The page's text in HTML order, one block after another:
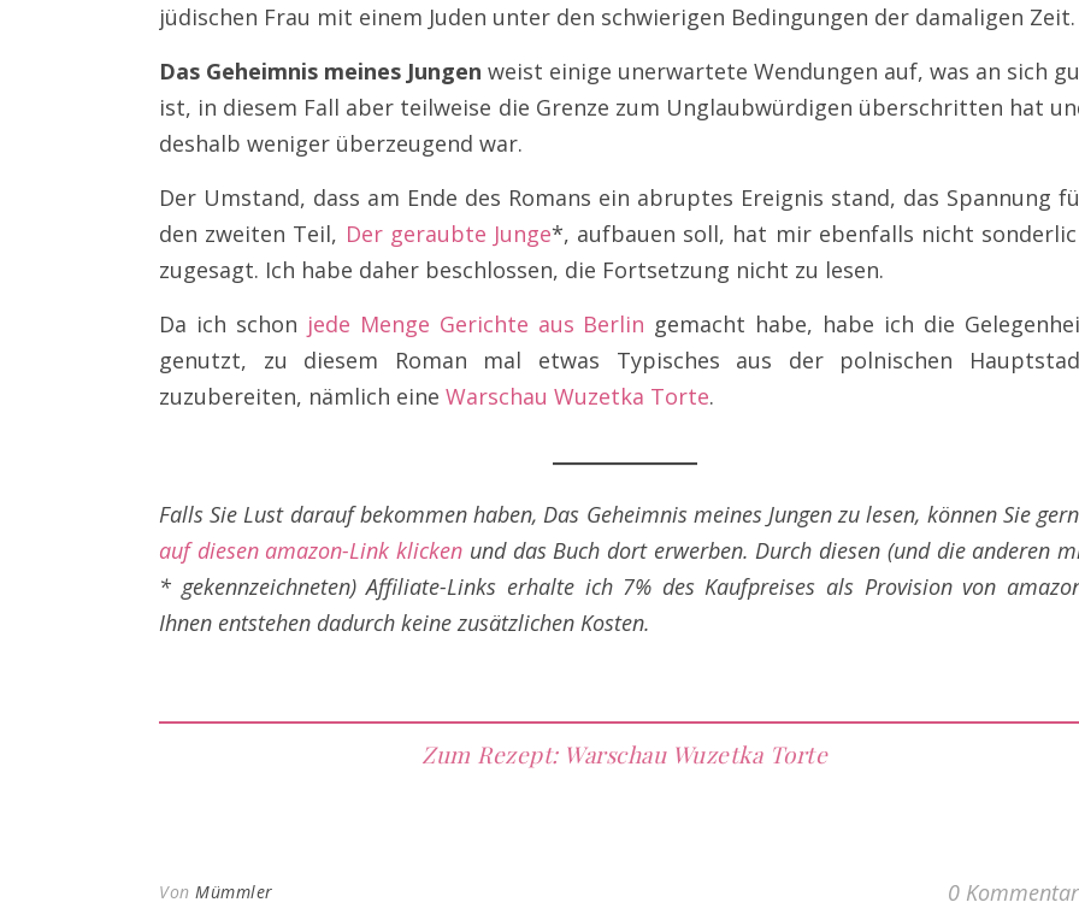
jüdischen Frau mit einem Juden unter den schwierigen Bedingungen der damaligen Zeit.
Das Geheimnis meines Jungen weist einige unerwartete Wendungen auf, was an sich
ist, in diesem Fall aber teilweise die Grenze zum Unglaubwürdigen überschritten hat
deshalb weniger überzeugend war.
Der Umstand, dass am Ende des Romans ein abruptes Ereignis stand, das Spannung
den zweiten Teil, Der geraubte Junge*, aufbauen soll, hat mir ebenfalls nicht
zugesagt. Ich habe daher beschlossen, die Fortsetzung nicht zu lesen.
Da ich schon jede Menge Gerichte aus Berlin gemacht habe, habe ich die
genutzt, zu diesem Roman mal etwas Typisches aus der polnischen
zuzubereiten, nämlich eine Warschau Wuzetka Torte.
Falls Sie Lust darauf bekommen haben, Das Geheimnis meines Jungen zu lesen, können Sie
auf diesen amazon-Link klicken und das Buch dort erwerben. Durch diesen (und die anderen
* gekennzeichneten) Affiliate-Links erhalte ich 7% des Kaufpreises als Provision von
Ihnen entstehen dadurch keine zusätzlichen Kosten.
Zum Rezept: Warschau Wuzetka Torte
Von Mümmler 0